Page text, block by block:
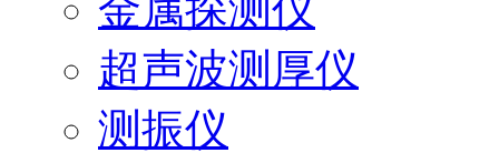
超声波测厚仪
测振仪